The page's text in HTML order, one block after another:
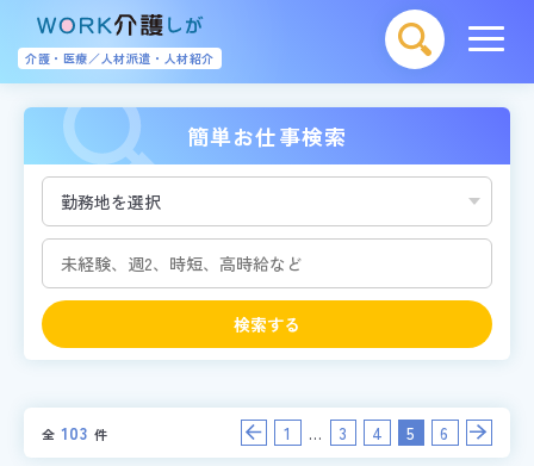
介護・医療／人材派遣・人材紹介
簡単お仕事検索
検索する
103 1 ... 3 4 5 6